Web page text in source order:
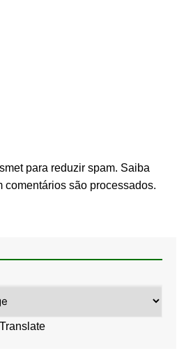
para reduzir spam. Saiba
comentários são processados.
Translate